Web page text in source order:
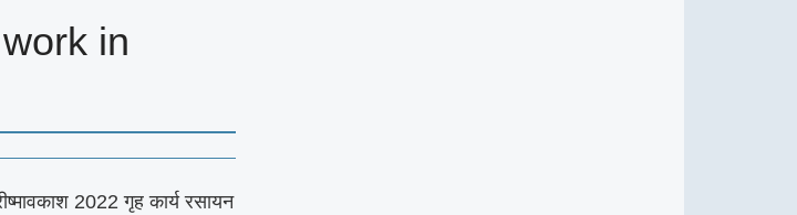
in
2022 गृह कार्य रसायन